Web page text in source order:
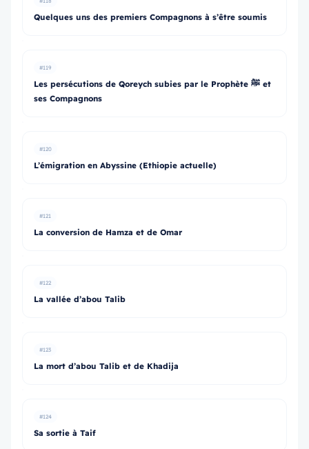
Quelques uns des premiers Compagnons à s’être soumis
#119
Les persécutions de Qoreych subies par le Prophète ﷺ et
ses Compagnons
#120
L’émigration en Abyssine (Ethiopie actuelle)
#121
La conversion de Hamza et de Omar
#122
La vallée d’abou Talib
#123
La mort d’abou Talib et de Khadija
#124
Sa sortie à Taif